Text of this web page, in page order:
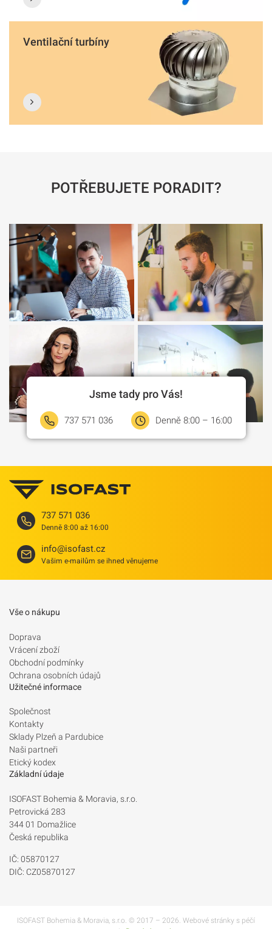
Ventilační turbíny
POTŘEBUJETE PORADIT?
Jsme tady pro Vás!
737 571 036 Denně 8:00 – 16:00
737 571 036
Denně 8:00 až 16:00
info@isofast.cz
Vašim e-mailům se ihned věnujeme
Vše o nákupu
Doprava
Vrácení zboží
Obchodní podmínky
Ochrana osobních údajů
Užitečné informace
Společnost
Kontakty
Sklady Plzeň a Pardubice
Naši partneři
Etický kodex
Základní údaje
ISOFAST Bohemia & Moravia, s.r.o.
Petrovická 283
344 01 Domažlice
Česká republika
IČ: 05870127
DIČ: CZ05870127
ISOFAST Bohemia & Moravia, s.r.o. © 2017 – 2026. Webové stránky s péčí